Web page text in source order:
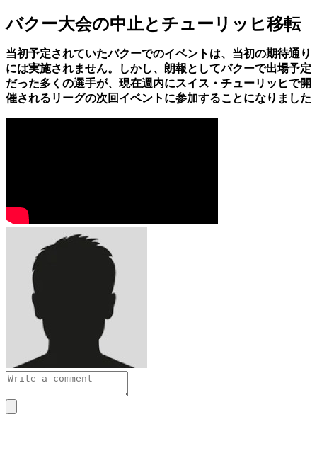
バクー大会の中止とチューリッヒ移転
当初予定されていたバクーでのイベントは、当初の期待通り
には実施されません。しかし、朗報としてバクーで出場予定
だった多くの選手が、現在週内にスイス・チューリッヒで開
催されるリーグの次回イベントに参加することになりました